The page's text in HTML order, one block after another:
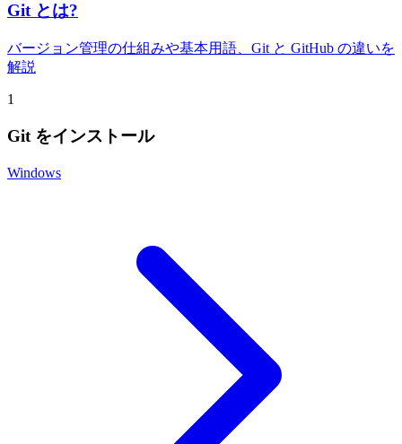
Git とは?
バージョン管理の仕組みや基本用語、Git と GitHub の違いを
解説
1
Git をインストール
Windows